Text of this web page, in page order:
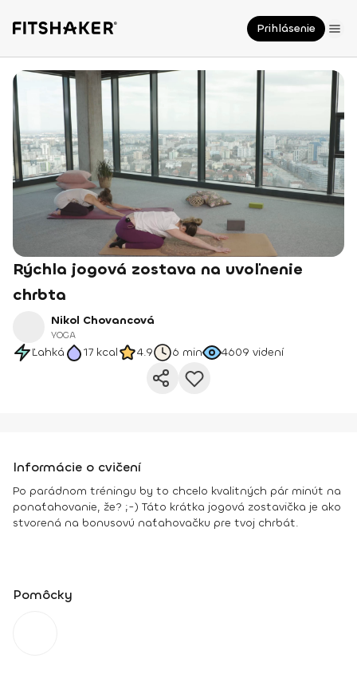
Prihlásenie
Rýchla jogová zostava na uvoľnenie
chrbta
Nikol Chovancová
YOGA
Ľahká 17 kcal 4.9 6 min 4609 videní
Informácie o cvičení
Po parádnom tréningu by to chcelo kvalitných pár minút na
ponaťahovanie, že? ;-) Táto krátka jogová zostavička je ako
stvorená na bonusovú naťahovačku pre tvoj chrbát.
Pomôcky